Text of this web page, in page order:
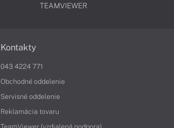
TEAMVIEWER
Kontakty
043 4224 771
Obchodné oddelenie
Servisné oddelenie
Reklamácia tovaru